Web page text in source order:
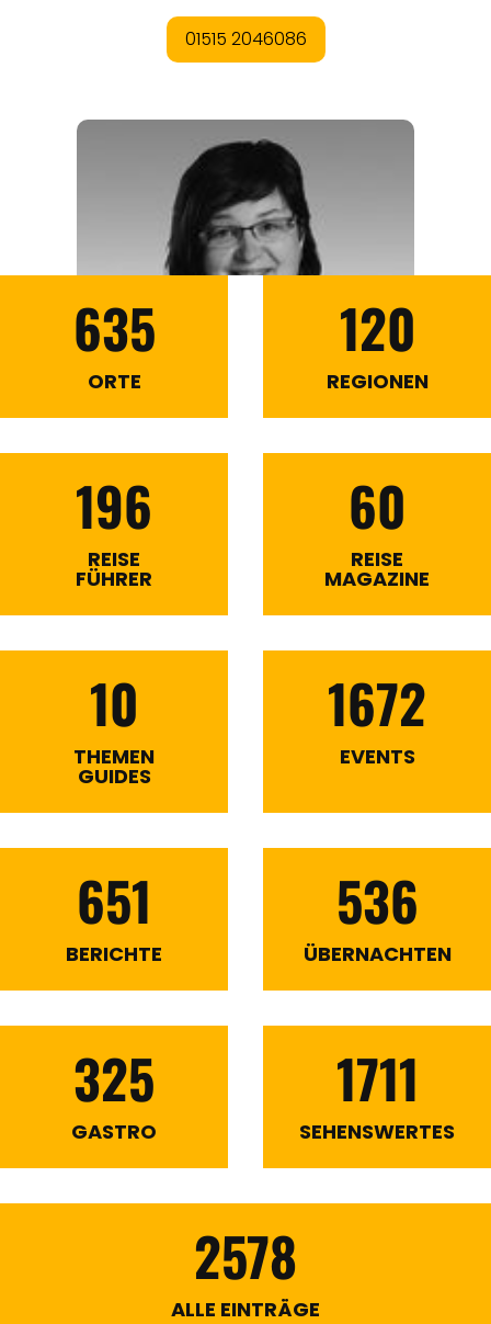
635
ORTE
120
REGIONEN
196
REISE
FÜHRER
60
REISE
MAGAZINE
10
THEMEN
GUIDES
1672
EVENTS
651
BERICHTE
536
ÜBERNACHTEN
325
GASTRO
1711
SEHENSWERTES
2578
ALLE EINTRÄGE